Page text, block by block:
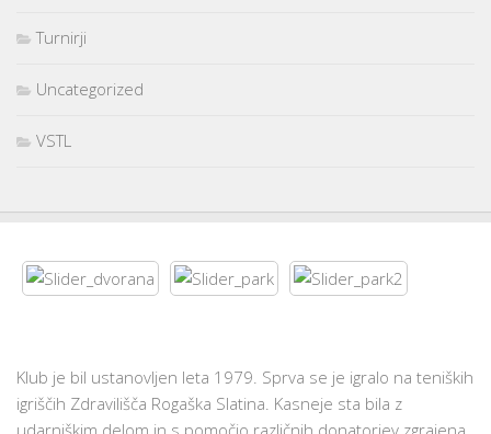
Turnirji
Uncategorized
VSTL
Klub je bil ustanovljen leta 1979. Sprva se je igralo na teniških
igriščih Zdravilišča Rogaška Slatina. Kasneje sta bila z